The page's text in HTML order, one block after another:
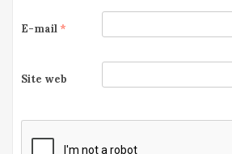
E-mail *
Site web